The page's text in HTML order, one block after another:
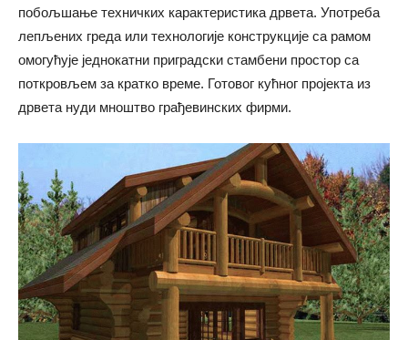
побољшање техничких карактеристика дрвета. Употреба
лепљених греда или технологије конструкције са рамом
омогућује једнокатни приградски стамбени простор са
поткровљем за кратко време. Готовог кућног пројекта из
дрвета нуди мноштво грађевинских фирми.